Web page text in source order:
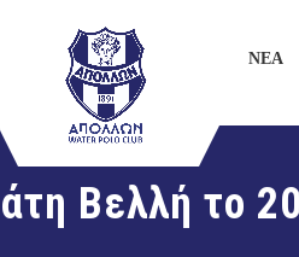
ΝΕΑ
Βελλή το